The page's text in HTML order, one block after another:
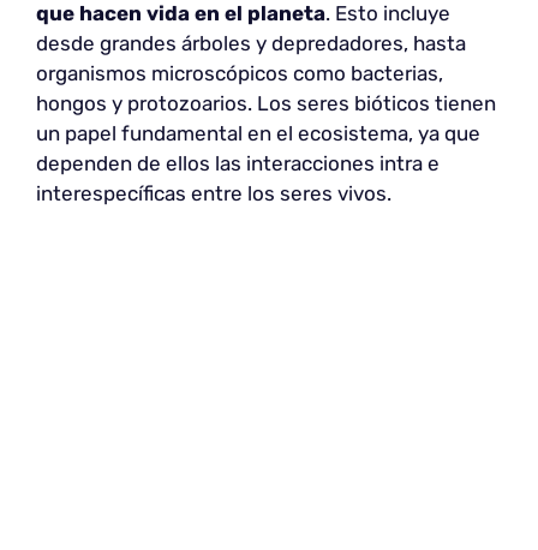
que hacen vida en el planeta. Esto incluye
desde grandes árboles y depredadores, hasta
organismos microscópicos como bacterias,
hongos y protozoarios. Los seres bióticos tienen
un papel fundamental en el ecosistema, ya que
dependen de ellos las interacciones intra e
interespecíficas entre los seres vivos.